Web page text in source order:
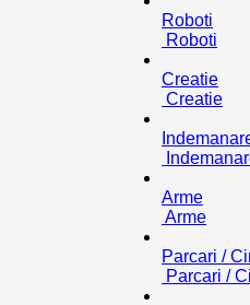
Roboti
Roboti
Creatie
Creatie
Arme
Arme
Parcari /
Parcari /